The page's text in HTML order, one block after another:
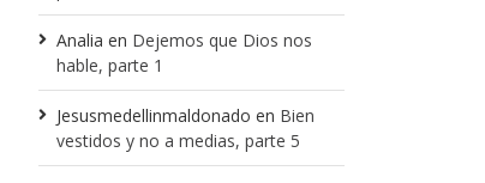
Analia en Dejemos que Dios nos
hable, parte 1
Jesusmedellinmaldonado en Bien
vestidos y no a medias, parte 5